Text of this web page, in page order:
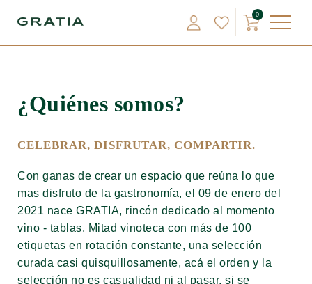
0
¿Quiénes somos?
CELEBRAR, DISFRUTAR, COMPARTIR.
Con ganas de crear un espacio que reúna lo que
mas disfruto de la gastronomía, el 09 de enero del
2021 nace GRATIA, rincón dedicado al momento
vino - tablas. Mitad vinoteca con más de 100
etiquetas en rotación constante, una selección
curada casi quisquillosamente, acá el orden y la
selección no es casualidad ni al pasar, si se